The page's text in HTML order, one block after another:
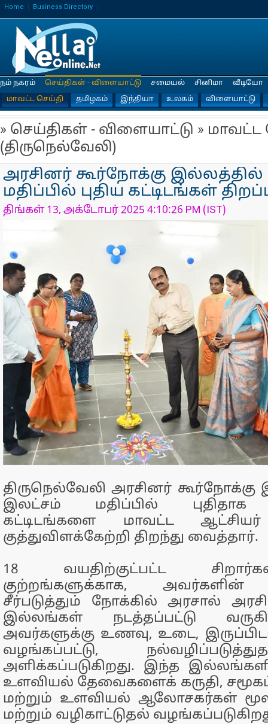
Home Business Directory
நம் நகரம்
செய்திகள் - விளையாட்டு
மாவட்ட செய்தி
தமிழகம் இந்தியா உலகம் விளையாட்டு
சமையல் சினிமா வீடியோ
» செய்திகள் - விளையாட்டு » மாவட்ட
(திருநெல்வேலி)
அரசினர் கூர்நோக்கு இல்லத்தில்
மதிப்பில் புதிய கட்டிடங்கள்
திங்கள் 13, அக்டோபர் 2025 4:10:26 PM (IST)
திருநெல்வேலி அரசினர் கூர்நோக்கு
இலட்சம் மதிப்பில் புதிதாக
கட்டிடங்களை மாவட்ட ஆட்சியர்
குத்துவிளக்கேற்றி திறந்து வைத்தார்.
18 வயதிற்குட்பட்ட
குற்றங்களுக்காக, அவர்களின்
சீர்படுத்தும் நோக்கில் அரசால்
இல்லங்கள் நடத்தப்பட்டு
அவர்களுக்கு உணவு, உடை,
வழங்கப்பட்டு,
அளிக்கப்படுகிறது. இந்த
உளவியல் தேவைகளைக் கருதி,
மற்றும் உளவியல் ஆலோசகர்கள்
மற்றும் வழிகாட்டுதல்